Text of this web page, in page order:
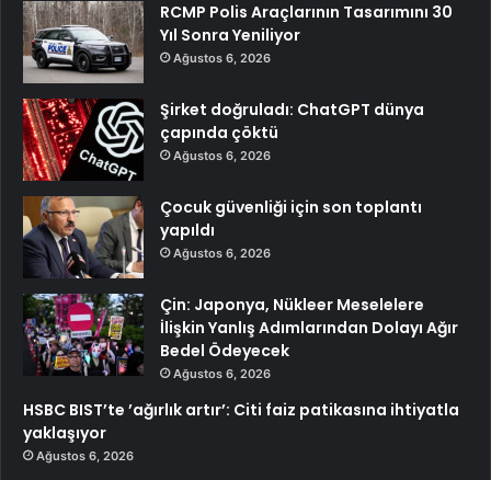
RCMP Polis Araçlarının Tasarımını 30
Yıl Sonra Yeniliyor
Ağustos 6, 2026
Şirket doğruladı: ChatGPT dünya
çapında çöktü
Ağustos 6, 2026
Çocuk güvenliği için son toplantı
yapıldı
Ağustos 6, 2026
Çin: Japonya, Nükleer Meselelere
İlişkin Yanlış Adımlarından Dolayı Ağır
Bedel Ödeyecek
Ağustos 6, 2026
HSBC BIST’te ’ağırlık artır’: Citi faiz patikasına ihtiyatla
yaklaşıyor
Ağustos 6, 2026